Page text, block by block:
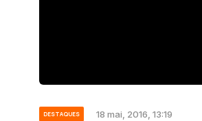
DESTAQUES 18 mai, 2016, 13:19